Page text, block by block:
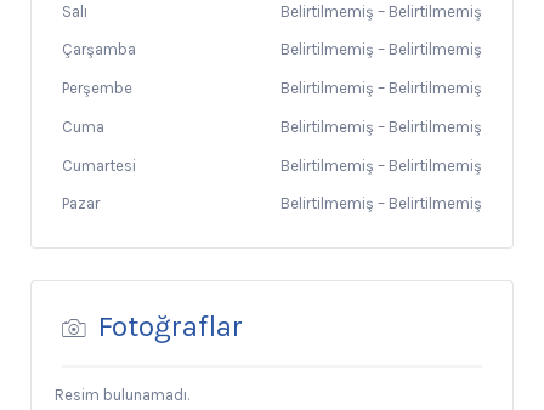
Salı Belirtilmemiş – Belirtilmemiş
Çarşamba Belirtilmemiş – Belirtilmemiş
Perşembe Belirtilmemiş – Belirtilmemiş
Cuma Belirtilmemiş – Belirtilmemiş
Cumartesi Belirtilmemiş – Belirtilmemiş
Pazar Belirtilmemiş – Belirtilmemiş
Fotoğraflar
Resim bulunamadı.